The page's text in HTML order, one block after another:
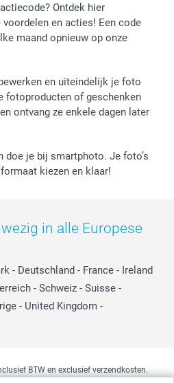
Ontdek hier
en acties! Een code
maand opnieuw op onze
en uiteindelijk je foto
fotoproducten of geschenken
ontvang ze enkele dagen later
doe je bij smartphoto. Je foto’s
kiezen en klaar!
in alle Europese
- Deutschland - France - Ireland
- Schweiz - Suisse -
- United Kingdom -
BTW en exclusief verzendkosten.